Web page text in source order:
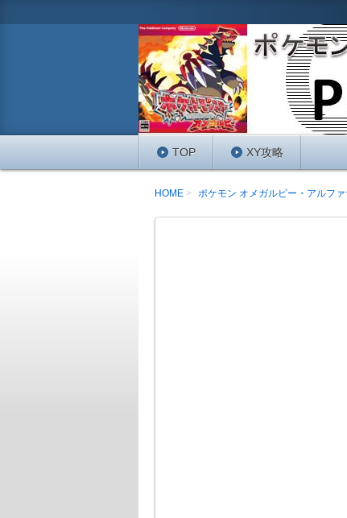
ポケモンORAS最
ポケモンオメガルビ−・アルファ
ていくPOKEMON-TIMESです。
い！
TOP XY攻略
HOME ポケモン オメガルビー・アルフ